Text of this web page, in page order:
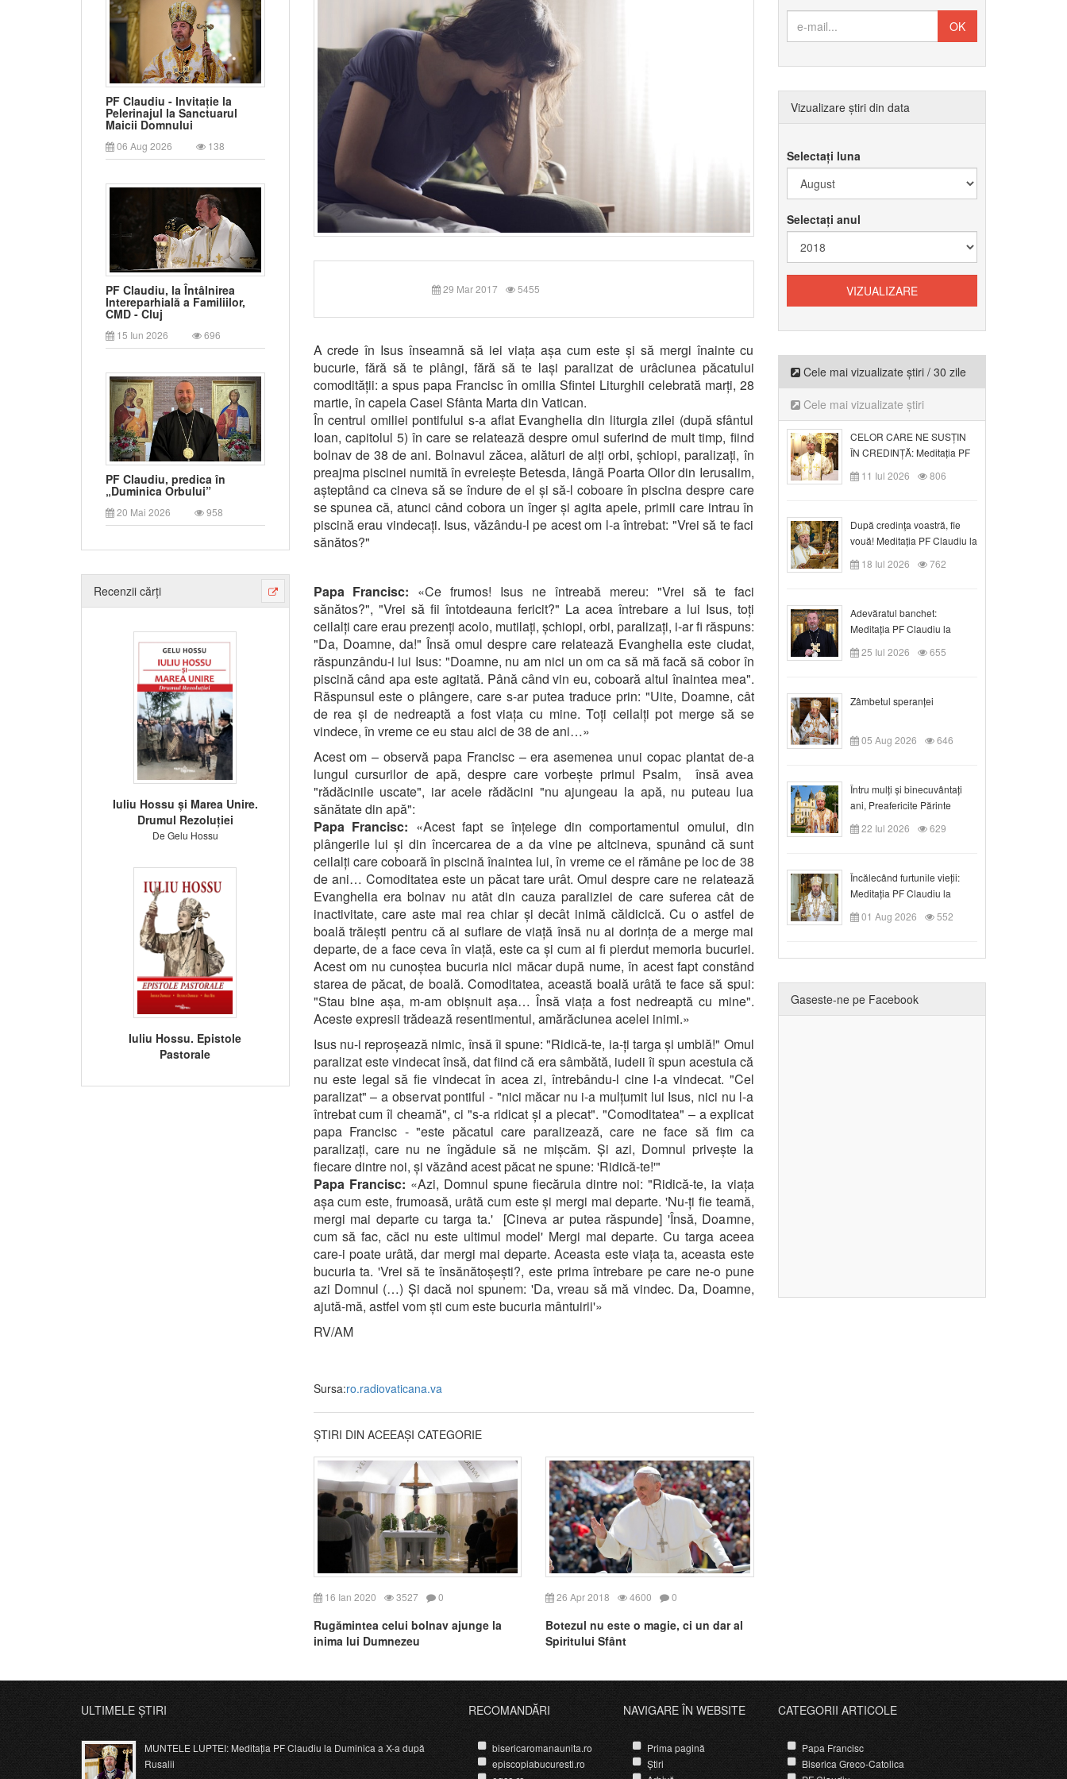
PF Claudiu - Invitație la
Pelerinajul la Sanctuarul
Maicii Domnului
06 Aug 2026 138
PF Claudiu, la Întâlnirea
Intereparhială a Familiilor,
CMD - Cluj
15 Iun 2026 696
PF Claudiu, predica în
„Duminica Orbului”
20 Mai 2026 958
Recenzii cărți
Iuliu Hossu și Marea Unire.
Drumul Rezoluției
De Gelu Hossu
Iuliu Hossu. Epistole
Pastorale
29 Mar 2017 5455
A crede în Isus înseamnă să iei viața așa cum este și să mergi înainte cu
bucurie, fără să te plângi, fără să te lași paralizat de urâciunea păcatului
comodității: a spus papa Francisc în omilia Sfintei Liturghii celebrată marți, 28
martie, în capela Casei Sfânta Marta din Vatican.
În centrul omiliei pontifului s-a aflat Evanghelia din liturgia zilei (după sfântul
Ioan, capitolul 5) în care se relatează despre omul suferind de mult timp, fiind
bolnav de 38 de ani. Bolnavul zăcea, alături de alți orbi, șchiopi, paralizați, în
preajma piscinei numită în evreiește Betesda, lângă Poarta Oilor din Ierusalim,
așteptând ca cineva să se îndure de el și să-l coboare în piscina despre care
se spunea că, atunci când cobora un înger și agita apele, primii care intrau în
piscină erau vindecați. Isus, văzându-l pe acest om l-a întrebat: "Vrei să te faci
sănătos?"
Papa Francisc: «Ce frumos! Isus ne întreabă mereu: "Vrei să te faci
sănătos?", "Vrei să fii întotdeauna fericit?" La acea întrebare a lui Isus, toți
ceilalți care erau prezenți acolo, mutilați, șchiopi, orbi, paralizați, i-ar fi răspuns:
"Da, Doamne, da!" Însă omul despre care relatează Evanghelia este ciudat,
răspunzându-i lui Isus: "Doamne, nu am nici un om ca să mă facă să cobor în
piscină când apa este agitată. Până când vin eu, coboară altul înaintea mea".
Răspunsul este o plângere, care s-ar putea traduce prin: "Uite, Doamne, cât
de rea și de nedreaptă a fost viața cu mine. Toți ceilalți pot merge să se
vindece, în vreme ce eu stau aici de 38 de ani…»
Acest om – observă papa Francisc – era asemenea unui copac plantat de-a
lungul cursurilor de apă, despre care vorbește primul Psalm, însă avea
"rădăcinile uscate", iar acele rădăcini "nu ajungeau la apă, nu puteau lua
sănătate din apă":
Papa Francisc: «Acest fapt se înțelege din comportamentul omului, din
plângerile lui și din încercarea de a da vine pe altcineva, spunând că sunt
ceilalți care coboară în piscină înaintea lui, în vreme ce el rămâne pe loc de 38
de ani… Comoditatea este un păcat tare urât. Omul despre care ne relatează
Evanghelia era bolnav nu atât din cauza paraliziei de care suferea cât de
inactivitate, care aste mai rea chiar și decât inimă căldicică. Cu o astfel de
boală trăiești pentru că ai suflare de viață însă nu ai dorința de a merge mai
departe, de a face ceva în viață, este ca și cum ai fi pierdut memoria bucuriei.
Acest om nu cunoștea bucuria nici măcar după nume, în acest fapt constând
starea de păcat, de boală. Comoditatea, această boală urâtă te face să spui:
"Stau bine așa, m-am obișnuit așa… Însă viața a fost nedreaptă cu mine".
Aceste expresii trădează resentimentul, amărăciunea acelei inimi.»
Isus nu-i reproșează nimic, însă îi spune: "Ridică-te, ia-ți targa și umblă!" Omul
paralizat este vindecat însă, dat fiind că era sâmbătă, iudeii îi spun acestuia că
nu este legal să fie vindecat în acea zi, întrebându-l cine l-a vindecat. "Cel
paralizat" – a observat pontiful - "nici măcar nu i-a mulțumit lui Isus, nici nu l-a
întrebat cum îl cheamă", ci "s-a ridicat și a plecat". "Comoditatea" – a explicat
papa Francisc - "este păcatul care paralizează, care ne face să fim ca
paralizați, care nu ne îngăduie să ne mișcăm. Și azi, Domnul privește la
fiecare dintre noi, și văzând acest păcat ne spune: 'Ridică-te!'"
Papa Francisc: «Azi, Domnul spune fiecăruia dintre noi: "Ridică-te, ia viața
așa cum este, frumoasă, urâtă cum este și mergi mai departe. 'Nu-ți fie teamă,
mergi mai departe cu targa ta.' [Cineva ar putea răspunde] 'Însă, Doamne,
cum să fac, căci nu este ultimul model' Mergi mai departe. Cu targa aceea
care-i poate urâtă, dar mergi mai departe. Aceasta este viața ta, aceasta este
bucuria ta. 'Vrei să te însănătoșești?, este prima întrebare pe care ne-o pune
azi Domnul (…) Și dacă noi spunem: 'Da, vreau să mă vindec. Da, Doamne,
ajută-mă, astfel vom ști cum este bucuria mântuirii'»
RV/AM
Sursa:ro.radiovaticana.va
ȘTIRI DIN ACEEAȘI CATEGORIE
16 Ian 2020 3527 0
Rugămintea celui bolnav ajunge la
inima lui Dumnezeu
26 Apr 2018 4600 0
Botezul nu este o magie, ci un dar al
Spiritului Sfânt
Vizualizare știri din data
Selectați luna
Selectați anul
Cele mai vizualizate știri / 30 zile
Cele mai vizualizate știri
CELOR CARE NE SUSȚIN
ÎN CREDINȚĂ: Meditația PF
Claudiu la Duminica a VI-a
după Rusalii
11 Iul 2026 806
După credinţa voastră, fie
vouă! Meditația PF Claudiu la
duminica a VII-a după Rusalii
18 Iul 2026 762
Adevăratul banchet:
Meditația PF Claudiu la
Duminica a VIII-a după
Rusalii
25 Iul 2026 655
Zâmbetul speranței
05 Aug 2026 646
Întru mulți și binecuvântați
ani, Preafericite Părinte
Claudiu!
22 Iul 2026 629
Încălecând furtunile vieții:
Meditația PF Claudiu la
Duminica a IX-a după Rusalii
01 Aug 2026 552
Gaseste-ne pe Facebook
ULTIMELE ȘTIRI
MUNTELE LUPTEI: Meditația PF Claudiu la Duminica a X-a după
Rusalii
RECOMANDĂRI
bisericaromanaunita.ro
episcopiabucuresti.ro
NAVIGARE ÎN WEBSITE
Prima pagină
Știri
CATEGORII ARTICOLE
Papa Francisc
Biserica Greco-Catolica